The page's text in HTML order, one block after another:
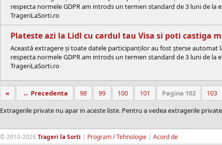
respecta normele GDPR am introds un termen standard de 3 luni de
TrageriLaSorti.ro
Plateste azi la Lidl cu cardul tau Visa si poti castiga
Această extragere și toate datele participanților au fost șterse
respecta normele GDPR am introds un termen standard de 3 luni de
TrageriLaSorti.ro
« ← Precedenta 98 99 100 101 Pagina 102
103
Extragerile private nu apar in aceste liste. Pentru a vedea extragerile
© 2010-2026Trageri la Sorti | Program / Tehnologie | Acord de